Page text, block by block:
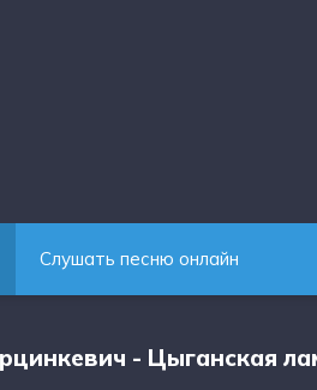
Слушать песню онлайн
- Цыганская